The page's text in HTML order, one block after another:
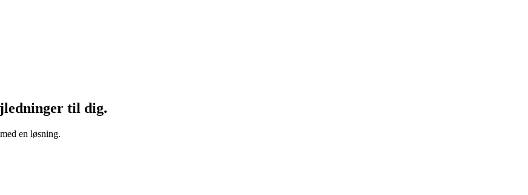
til dig.
en løsning.